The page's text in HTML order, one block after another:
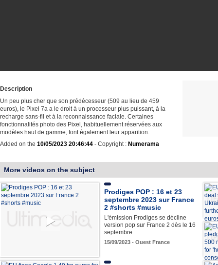
Description
Un peu plus cher que son prédécesseur (509 au lieu de 459
euros), le Pixel 7a a le droit à un processeur plus puissant, à la
recharge sans-fil et à la reconnaissance faciale. Certaines
fonctionnalités photo des Pixel, habituellement réservées aux
modèles haut de gamme, font également leur apparition.
Added on the 10/05/2023 20:46:44 - Copyright : Numerama
More videos on the subject
Prodiges POP : 16 et 23
septembre 2023 sur France
2 #shorts #music
L'émission Prodiges se décline
version pop sur France 2 dès le 16
septembre.
15/09/2023 - Ouest France